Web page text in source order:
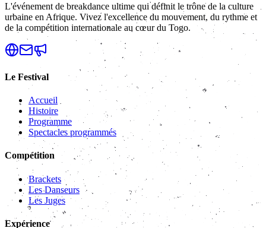
L'événement de breakdance ultime qui définit le trône de la culture
urbaine en Afrique. Vivez l'excellence du mouvement, du rythme et
de la compétition internationale au cœur du Togo.
Le Festival
Accueil
Histoire
Programme
Spectacles programmés
Compétition
Brackets
Les Danseurs
Les Juges
Expérience